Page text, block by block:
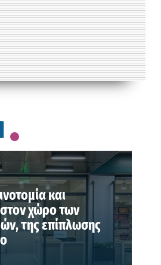
και
χώρο των
της επίπλωσης